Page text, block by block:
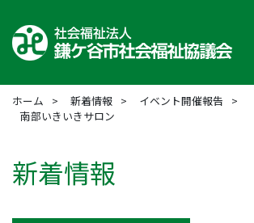
ホーム 新着情報
イベント開催報告
南部いきいきサロン
新着情報